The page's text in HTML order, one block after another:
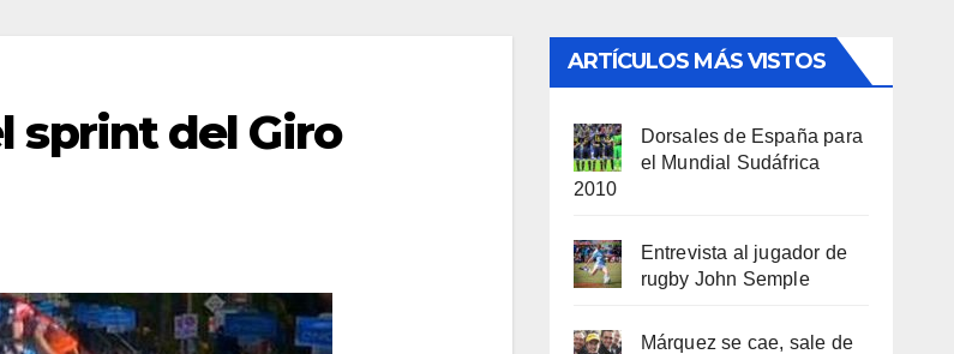
sprint del Giro
ARTÍCULOS MÁS VISTOS
Dorsales de España para
el Mundial Sudáfrica
2010
Entrevista al jugador de
rugby John Semple
Márquez se cae, sale de